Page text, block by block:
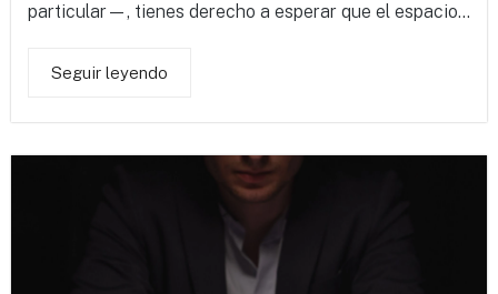
particular—, tienes derecho a esperar que el espacio...
Seguir leyendo